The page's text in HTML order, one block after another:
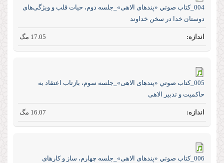
004_كتاب صوتي «پند‌های الاهی»_جلسه دوم، حیات قلب و ویژگی‌های
دوستان خدا در سخن خداوند
17.05 مگ
005_كتاب صوتي «پند‌های الاهی»_جلسه سوم، بازتاب اعتقاد به
حاکمیت و تدبیر الاهی
16.07 مگ
006_كتاب صوتي «پند‌های الاهی»_جلسه چهارم، ساز و کار‌های